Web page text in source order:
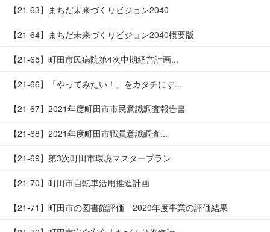
【21-63】まちだ未来づくりビジョン2040
【21-64】まちだ未来づくりビジョン2040概要版
【21-65】町田市民病院第4次中期経営計画...
【21-66】「やってみたい！」をカタチにす...
【21-67】2021年度町田市市民意識調査報告書
【21-68】2021年度町田市職員意識調査...
【21-69】第3次町田市環境マスタープラン
【21-70】町田市自転車活用推進計画
【21-71】町田市の図書館評価 2020年度事業の評価結果